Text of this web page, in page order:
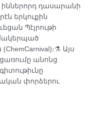
իններորդ դասարանի
երկուքին
Պէյրութի
Այս
անոնց
փորձերու